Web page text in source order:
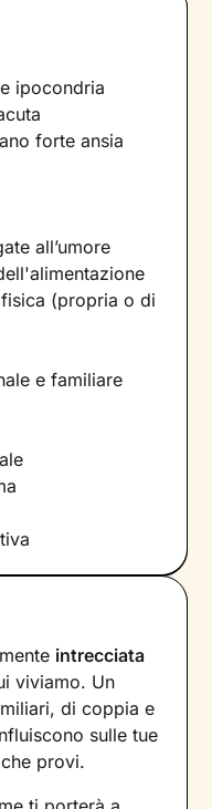
ipocondria
forte ansia
all’umore
(propria o di
e familiare
intrecciata
viviamo. Un
di coppia e
sulle tue
provi.